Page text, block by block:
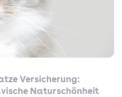
Versicherung:
Naturschönheit